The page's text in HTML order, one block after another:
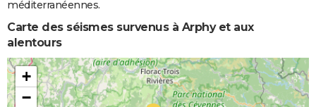
méditerranéennes.
Carte des séismes survenus à Arphy et aux
alentours
+
−